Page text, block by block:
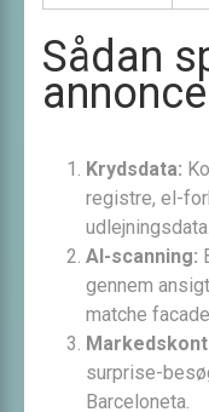
Sådan
Krydsdata:
registre, el-
udlejningsdata.
AI-scanning:
gennem
matche
surprise-
Barceloneta.